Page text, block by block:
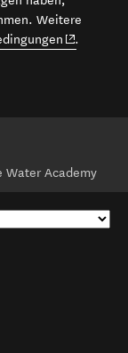
Weitere
(opens in
.
Water Academy